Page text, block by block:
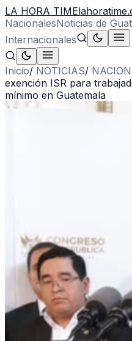
LA HORA TIME
NacionalesNoticias de
Internacionales
Inicio/ NOTICIAS/
exención ISR para
mínimo en Guatemala